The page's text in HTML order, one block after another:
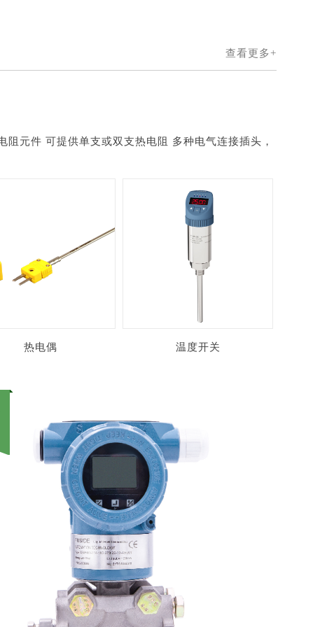
查看更多+
热电偶 温度开关